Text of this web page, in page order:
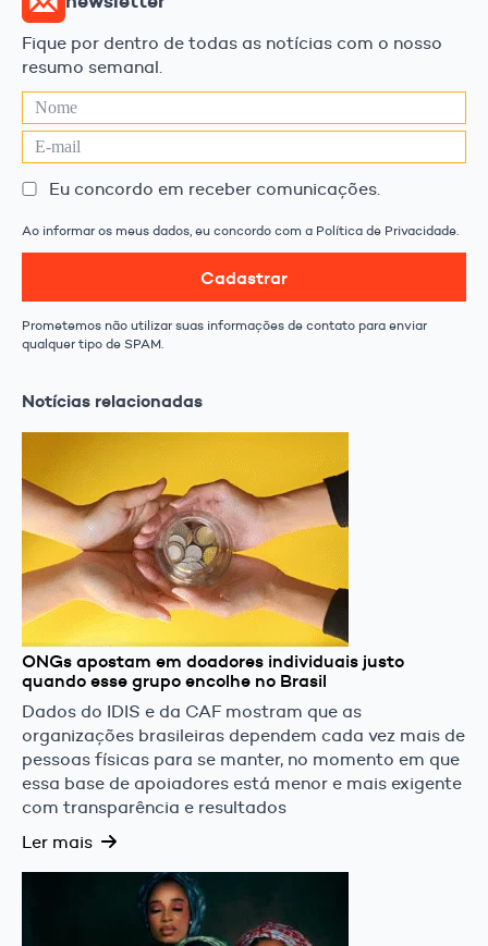
Fique por dentro de todas as notícias com o nosso
resumo semanal.
Eu concordo em receber comunicações.
Ao informar os meus dados, eu concordo com a Política de Privacidade.
Cadastrar
Prometemos não utilizar suas informações de contato para enviar
qualquer tipo de SPAM.
Notícias relacionadas
ONGs apostam em doadores individuais justo
quando esse grupo encolhe no Brasil
Dados do IDIS e da CAF mostram que as
organizações brasileiras dependem cada vez mais de
pessoas físicas para se manter, no momento em que
essa base de apoiadores está menor e mais exigente
com transparência e resultados
Ler mais